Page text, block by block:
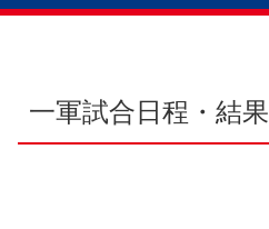
一軍試合日程・結果